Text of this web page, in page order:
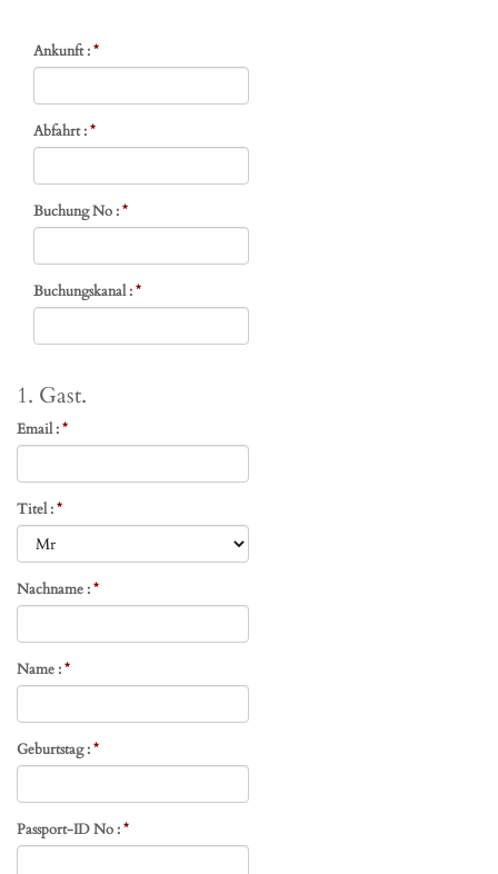
Ankunft :*
Abfahrt :*
Buchung No :*
Buchungskanal :*
1. Gast.
Email :*
Titel :*
Nachname :*
Name :*
Geburtstag :*
Passport-ID No :*